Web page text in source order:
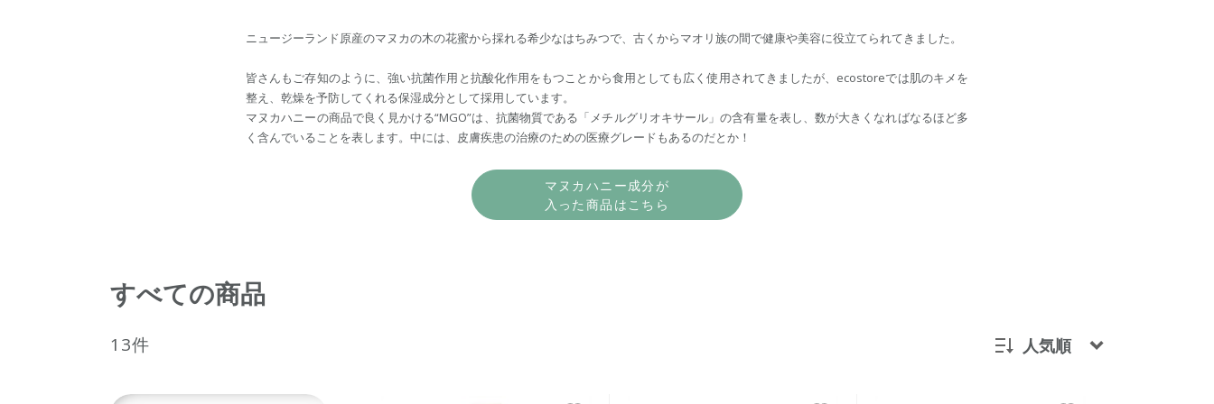
ニュージーランド原産のマヌカの木の花蜜から採れる希少なはちみつで、古くからマオリ族の間で健康や美容に役立てられてきました。
皆さんもご存知のように、強い抗菌作用と抗酸化作用をもつことから食用としても広く使用されてきましたが、ecostoreでは肌のキメを
整え、乾燥を予防してくれる保湿成分として採用しています。
マヌカハニーの商品で良く見かける“MGO”は、抗菌物質である「メチルグリオキサール」の含有量を表し、数が大きくなればなるほど多
く含んでいることを表します。中には、皮膚疾患の治療のための医療グレードもあるのだとか！
マヌカハニー成分が
入った商品はこちら
すべての商品
13件 人気順